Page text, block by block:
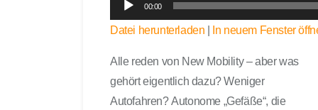
u
d
o
-
P
00:00
Datei herunterladen | In neuem Fenster
Alle reden von New Mobility – aber was
gehört eigentlich dazu? Weniger
Autofahren? Autonome „Gefäße“, die